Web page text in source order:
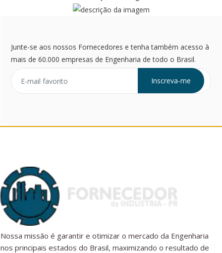
Junte-se aos nossos Fornecedores e tenha também acesso à
mais de 60.000 empresas de Engenharia de todo o Brasil.
Inscreva-me
Nossa missão é garantir e otimizar o mercado da Engenharia
nos principais estados do Brasil, maximizando o resultado de